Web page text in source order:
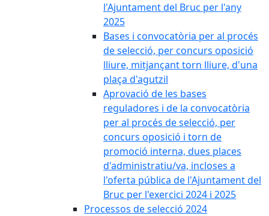
l'Ajuntament del Bruc per l'any
2025
Bases i convocatòria per al procés
de selecció, per concurs oposició
lliure, mitjançant torn lliure, d'una
plaça d'agutzil
Aprovació de les bases
reguladores i de la convocatòria
per al procés de selecció, per
concurs oposició i torn de
promoció interna, dues places
d'administratiu/va, incloses a
l'oferta pública de l'Ajuntament del
Bruc per l'exercici 2024 i 2025
Processos de selecció 2024